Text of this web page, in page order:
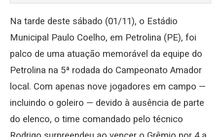
Na tarde deste sábado (01/11), o Estádio
Municipal Paulo Coelho, em Petrolina (PE), foi
palco de uma atuação memorável da equipe do
Petrolina na 5ª rodada do Campeonato Amador
local. Com apenas nove jogadores em campo —
incluindo o goleiro — devido à ausência de parte
do elenco, o time comandado pelo técnico